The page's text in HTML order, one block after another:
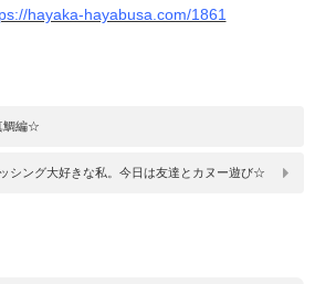
hayaka-hayabusa.com/1861
鯛編☆
シング大好きな私。今日は友達とカヌー遊び☆